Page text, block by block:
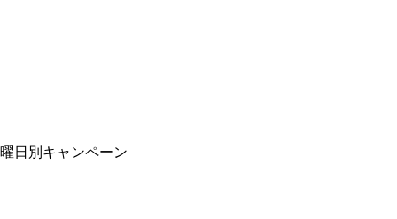
曜日別キャンペーン